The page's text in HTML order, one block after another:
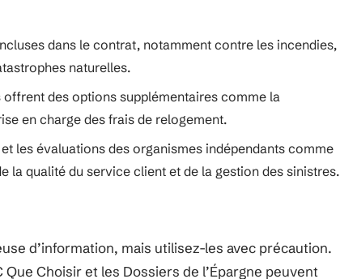
dans le contrat, notamment contre les incendies,
naturelles.
offrent des options supplémentaires comme la
en charge des frais de relogement.
les évaluations des organismes indépendants comme
la qualité du service client et de la gestion des sinistres.
d’information, mais utilisez-les avec précaution.
Choisir et les Dossiers de l’Épargne peuvent